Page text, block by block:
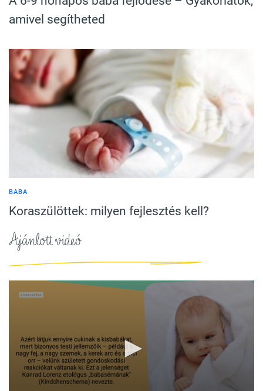
amivel segítheted
BABA
Koraszülöttek: milyen fejlesztés kell?
Ajánlott videó